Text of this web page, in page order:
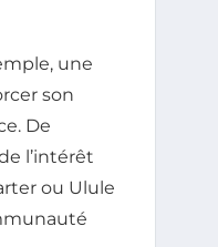
une
son
De
l’intérêt
ou Ulule